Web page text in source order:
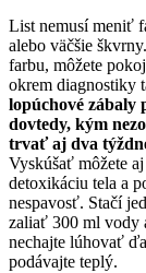
List nemusí meniť
alebo väčšie
farbu, môžete
okrem diagnostiky
lopúchové
dovtedy, kým
trvať aj dva
Vyskúšať môžete
detoxikáciu tela a
nespavosť. Stačí
zaliať 300 ml vody
nechajte lúhovať
podávajte teplý.